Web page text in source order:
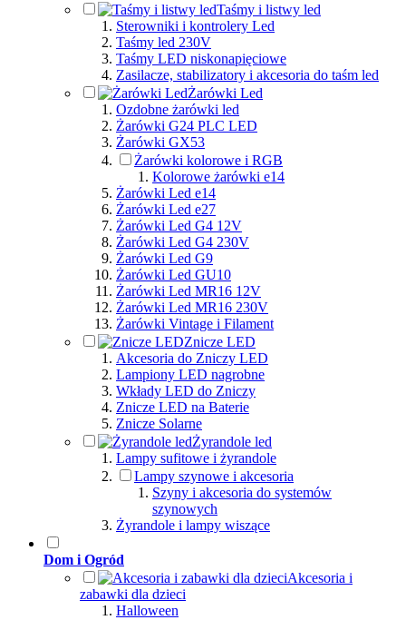
Taśmy i listwy led
Sterowniki i kontrolery Led
Taśmy led 230V
Taśmy LED niskonapięciowe
Zasilacze, stabilizatory i akcesoria do taśm led
Żarówki Led
Ozdobne żarówki led
Żarówki G24 PLC LED
Żarówki GX53
Żarówki kolorowe i RGB
Kolorowe żarówki e14
Żarówki Led e14
Żarówki Led e27
Żarówki Led G4 12V
Żarówki Led G4 230V
Żarówki Led G9
Żarówki Led GU10
Żarówki Led MR16 12V
Żarówki Led MR16 230V
Żarówki Vintage i Filament
Znicze LED
Akcesoria do Zniczy LED
Lampiony LED nagrobne
Wkłady LED do Zniczy
Znicze LED na Baterie
Znicze Solarne
Żyrandole led
Lampy sufitowe i żyrandole
Lampy szynowe i akcesoria
Szyny i akcesoria do systemów
szynowych
Żyrandole i lampy wiszące
Dom i Ogród
Akcesoria i
zabawki dla dzieci
Halloween